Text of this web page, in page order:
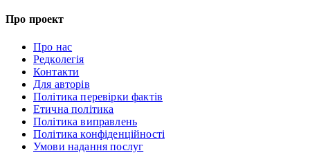
Про проект
Про нас
Редколегія
Контакти
Для авторів
Політика перевірки фактів
Етична політика
Політика виправлень
Політика конфіденційності
Умови надання послуг